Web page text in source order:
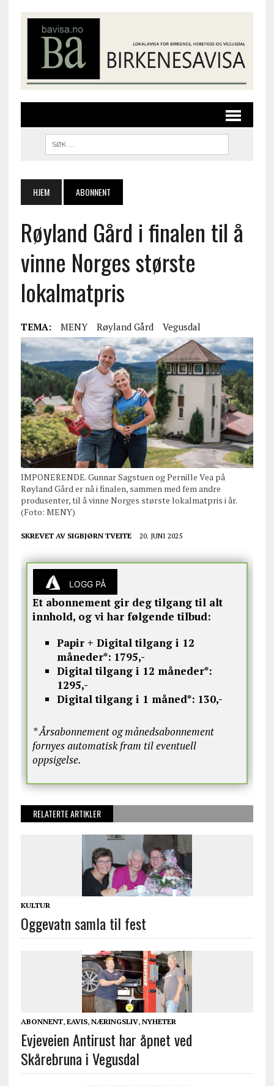
HJEM ABONNENT
Røyland Gård i finalen til å
vinne Norges største
lokalmatpris
TEMA: MENY Røyland Gård Vegusdal
IMPONERENDE. Gunnar Sagstuen og Pernille Vea på
Røyland Gård er nå i finalen, sammen med fem andre
produsenter, til å vinne Norges største lokalmatpris i år.
(Foto: MENY)
SKREVET AV SIGBJØRN TVEITE 20. JUNI 2025
LOGG PÅ
Et abonnement gir deg tilgang til alt
innhold, og vi har følgende tilbud:
Papir + Digital tilgang i 12
måneder*: 1795,-
Digital tilgang i 12 måneder*:
1295,-
Digital tilgang i 1 måned*: 130,-
* Årsabonnement og månedsabonnement
fornyes automatisk fram til eventuell
oppsigelse.
RELATERTE ARTIKLER
KULTUR
Oggevatn samla til fest
ABONNENT, EAVIS, NÆRINGSLIV, NYHETER
Evjeveien Antirust har åpnet ved
Skårebruna i Vegusdal